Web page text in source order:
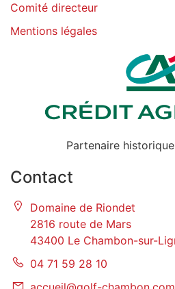
Comité directeur
Mentions légales
Partenaire
Contact
Domaine de Riondet
2816 route de Mars
43400 Le Chambon-sur-
04 71 59 28 10